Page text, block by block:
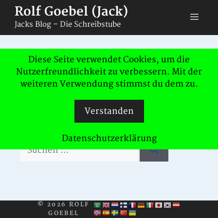
Zum
Inhalt
springen
Rolf Goebel (Jack)
Jacks Blog – Die Schreibstube
Nichts gefunden
gefunden werden. Vielleicht hilft die
nach:
© 2026 ROLF
GOEBEL
Diese Seite verwendet Cookies, um die
Nutzerfreundlichkeit zu verbessern. Mit der
weiteren Verwendung stimmst du dem zu.
Verstanden
Datenschutzerklärung